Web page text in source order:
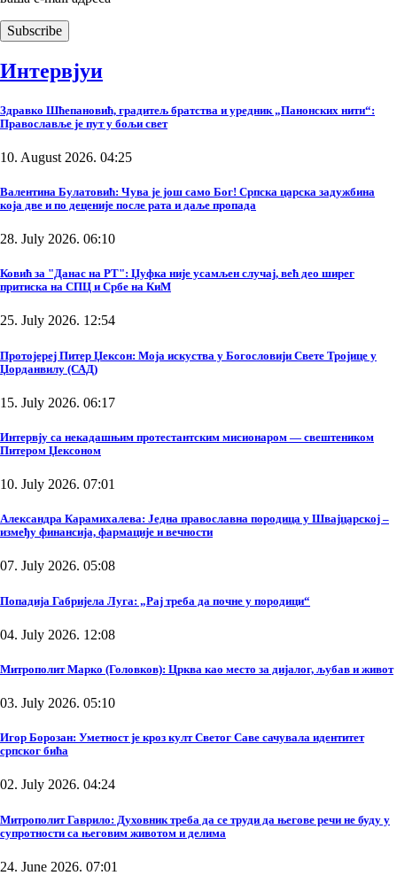
Интервјуи
Здравко Шћепановић, градитељ братства и уредник „Панонских нити“:
Православље је пут у бољи свет
10. August 2026. 04:25
Валентина Булатовић: Чува је још само Бог! Српска царска задужбина
која две и по деценије после рата и даље пропада
28. July 2026. 06:10
Ковић за "Данас на РТ": Џуфка није усамљен случај, већ део ширег
притиска на СПЦ и Србе на КиМ
25. July 2026. 12:54
Протојереј Питер Џексон: Моја искуства у Богословији Свете Тројице у
Џорданвилу (САД)
15. July 2026. 06:17
Интервју са некадашњим протестантским мисионаром — свештеником
Питером Џексоном
10. July 2026. 07:01
Александра Карамихалева: Једна православна породица у Швајцарској –
између финансија, фармације и вечности
07. July 2026. 05:08
Попадија Габријела Луга: „Рај треба да почне у породици“
04. July 2026. 12:08
Митрополит Марко (Головков): Црква као место за дијалог, љубав и живот
03. July 2026. 05:10
Игор Борозан: Уметност је кроз култ Светог Саве сачувала идентитет
српског бића
02. July 2026. 04:24
Митрополит Гаврило: Духовник треба да се труди да његове речи не буду у
супротности са његовим животом и делима
24. June 2026. 07:01